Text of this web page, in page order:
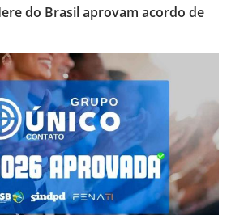
do Brasil aprovam acordo de